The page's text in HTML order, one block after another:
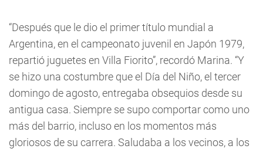
“Después que le dio el primer título mundial a
Argentina, en el campeonato juvenil en Japón 1979,
repartió juguetes en Villa Fiorito”, recordó Marina. “Y
se hizo una costumbre que el Día del Niño, el tercer
domingo de agosto, entregaba obsequios desde su
antigua casa. Siempre se supo comportar como uno
más del barrio, incluso en los momentos más
gloriosos de su carrera. Saludaba a los vecinos, a los